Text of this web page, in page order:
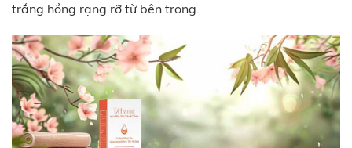
trắng hồng rạng rỡ từ bên trong.